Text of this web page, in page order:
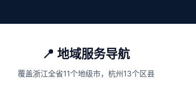
📍 地域服务导航
覆盖浙江全省11个地级市，杭州13个区县